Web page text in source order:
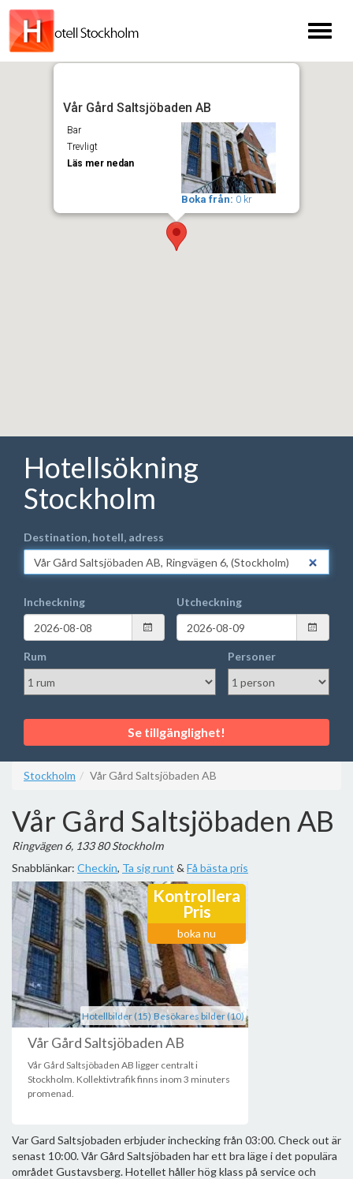
Toggle
Vår Gård Saltsjöbaden AB
Bar
Trevligt
Läs mer nedan
Boka från: 0 kr
Hotellsökning
Stockholm
Destination, hotell, adress
Incheckning Utcheckning
Rum Personer
Se tillgänglighet!
Stockholm Vår Gård Saltsjöbaden AB
Vår Gård Saltsjöbaden AB
Ringvägen 6, 133 80 Stockholm
Snabblänkar: Checkin, Ta sig runt & Få bästa pris
Kontrollera
Pris
boka nu
Hotellbilder (15) Besökares bilder (10)
Vår Gård Saltsjöbaden AB
Vår Gård Saltsjöbaden AB ligger centralt i
Stockholm. Kollektivtrafik finns inom 3 minuters
promenad.
Var Gard Saltsjobaden erbjuder inchecking från 03:00. Check out är
senast 10:00. Vår Gård Saltsjöbaden har ett bra läge i det populära
området Gustavsberg. Hotellet håller hög klass på service och